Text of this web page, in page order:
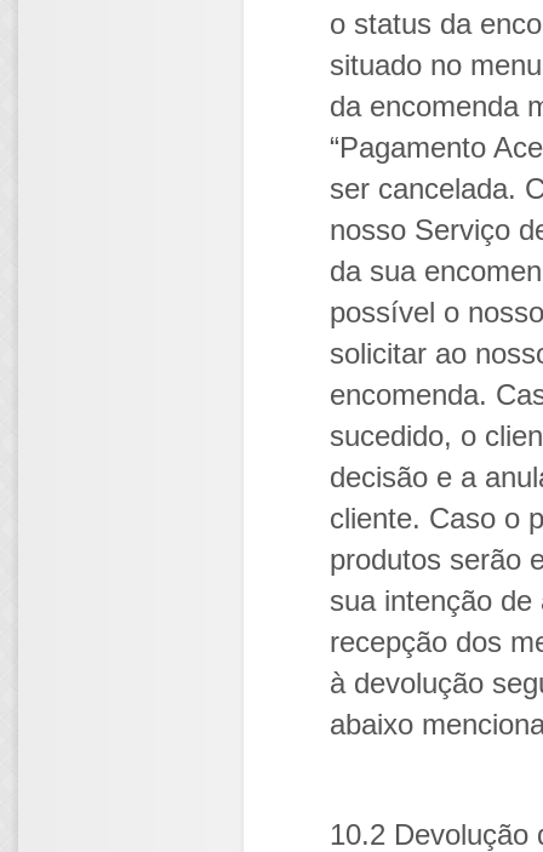
o status da
situado no
da encomenda
“Pagamento
ser cancelada.
nosso Serviço
da sua
possível o
solicitar ao
encomenda.
sucedido, o
decisão e a
cliente. Caso o
produtos serão
sua intenção
recepção dos
à devolução
abaixo
10.2 Devolução